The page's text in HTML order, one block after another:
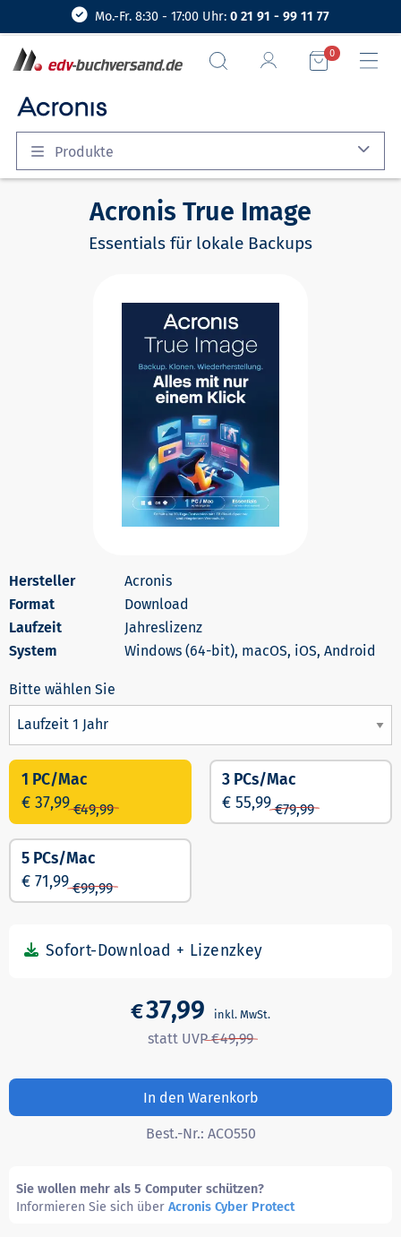
Mo.-Fr. 8:30 - 17:00 Uhr: 0 21 91 - 99 11 77
0
Produkte
Acronis True Image
Essentials für lokale Backups
Acronis
Download
Jahreslizenz
Windows (64-bit), macOS, iOS, Android
1 PC/Mac
€ 37,99 €49,99
3 PCs/Mac
€ 55,99 €79,99
5 PCs/Mac
€ 71,99 €99,99
€37,99
49,99
In den Warenkorb
Best.-Nr.: ACO550
Sie wollen mehr als 5 Computer schützen?
Informieren Sie sich über Acronis Cyber Protect